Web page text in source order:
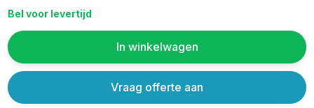
Bel voor levertijd
In winkelwagen
Vraag offerte aan